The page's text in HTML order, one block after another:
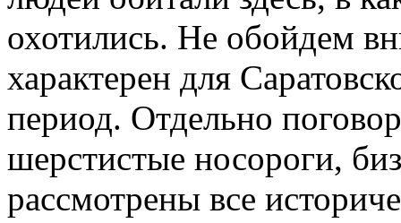
охотились. Не обойдем
характерен для
период. Отдельно
шерстистые носороги,
рассмотрены все